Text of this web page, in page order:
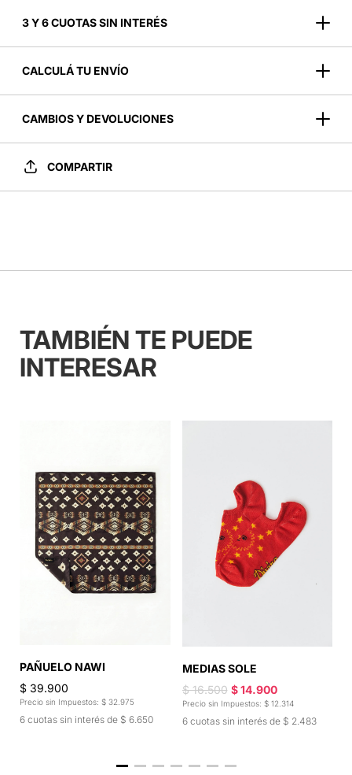
3 Y 6 CUOTAS SIN INTERÉS
CALCULÁ TU ENVÍO
CAMBIOS Y DEVOLUCIONES
COMPARTIR
TAMBIÉN TE PUEDE
INTERESAR
PAÑUELO NAWI
$ 39.900
Precio sin Impuestos: $ 32.975
6 cuotas sin interés de $ 6.650
MEDIAS SOLE
$ 16.500 $ 14.900
Precio sin Impuestos: $ 12.314
6 cuotas sin interés de $ 2.483